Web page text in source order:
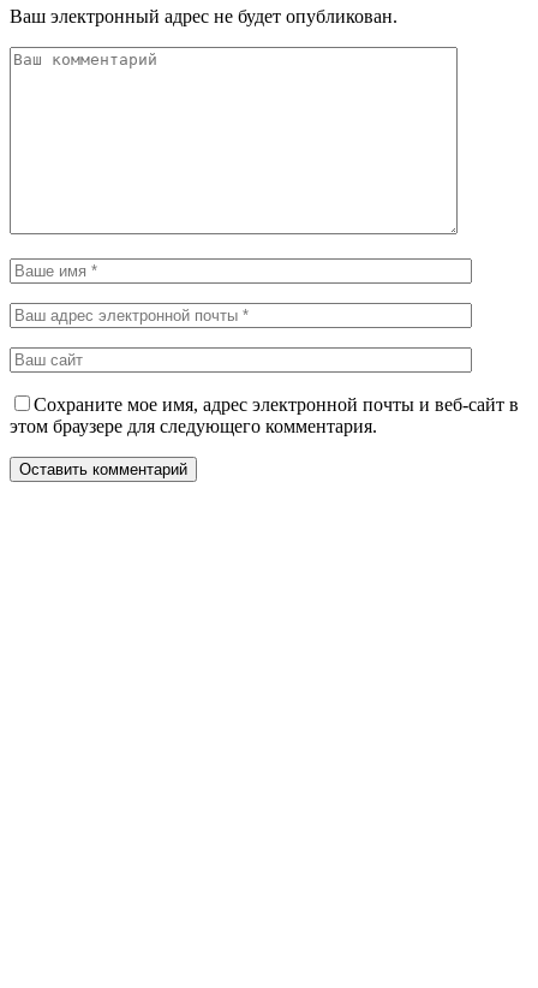
Ваш электронный адрес не будет опубликован.
Сохраните мое имя, адрес электронной почты и веб-сайт в
этом браузере для следующего комментария.